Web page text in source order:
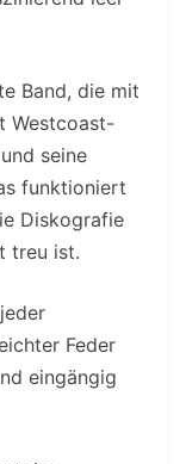
Band, die mit
Westcoast-
seine
funktioniert
Diskografie
treu ist.
Feder
eingängig